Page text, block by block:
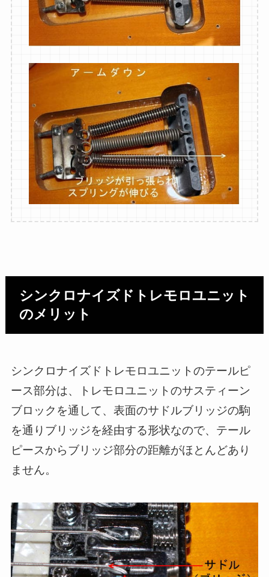
シンクロナイズドトレモロユニット
のメリット
シンクロナイズドトレモロユニットのテールピ
ース部分は、トレモロユニットのサスティーン
ブロックを通して、表面のサドルブリッジの駒
を通りブリッジを経由する形状なので、テール
ピースからブリッジ部分の距離がほとんどあり
ません。